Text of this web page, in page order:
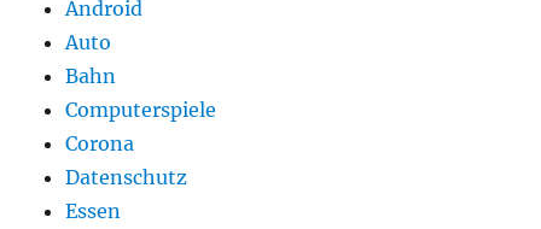
Android
Auto
Bahn
Computerspiele
Corona
Datenschutz
Essen